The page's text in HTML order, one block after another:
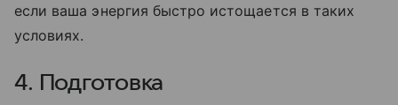
если ваша энергия быстро истощается в таких
условиях.
4. Подготовка